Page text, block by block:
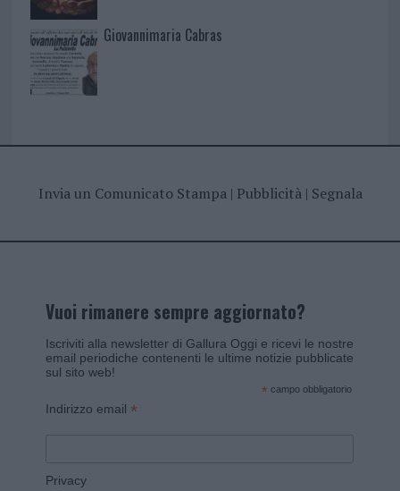
Giovannimaria Cabras
Invia un Comunicato Stampa| Pubblicità| Segnala
Vuoi rimanere sempre aggiornato?
Iscriviti alla newsletter di Gallura Oggi e ricevi le nostre
email periodiche contenenti le ultime notizie pubblicate
sul sito web!
* campo obbligatorio
Indirizzo email *
Privacy